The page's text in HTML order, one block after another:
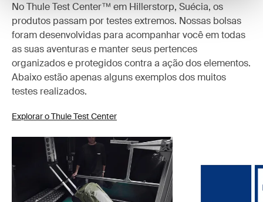
No Thule Test Center™ em Hillerstorp, Suécia, os
produtos passam por testes extremos. Nossas bolsas
foram desenvolvidas para acompanhar você em todas
as suas aventuras e manter seus pertences
organizados e protegidos contra a ação dos elementos.
Abaixo estão apenas alguns exemplos dos muitos
testes realizados.
Explorar o Thule Test Center